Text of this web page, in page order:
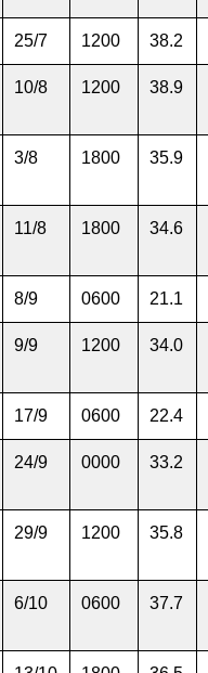
25/7 1200 38.2
10/8 1200 38.9
3/8 1800 35.9
11/8 1800 34.6
8/9 0600 21.1
9/9 1200 34.0
17/9 0600 22.4
24/9 0000 33.2
29/9 1200 35.8
6/10 0600 37.7